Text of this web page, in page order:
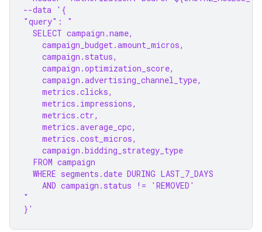
--data '{
"query": "
  SELECT campaign.name,
    campaign_budget.amount_micros,
    campaign.status,
    campaign.optimization_score,
    campaign.advertising_channel_type,
    metrics.clicks,
    metrics.impressions,
    metrics.ctr,
    metrics.average_cpc,
    metrics.cost_micros,
    campaign.bidding_strategy_type
  FROM campaign
  WHERE segments.date DURING LAST_7_DAYS
    AND campaign.status != 'REMOVED'
"
}'